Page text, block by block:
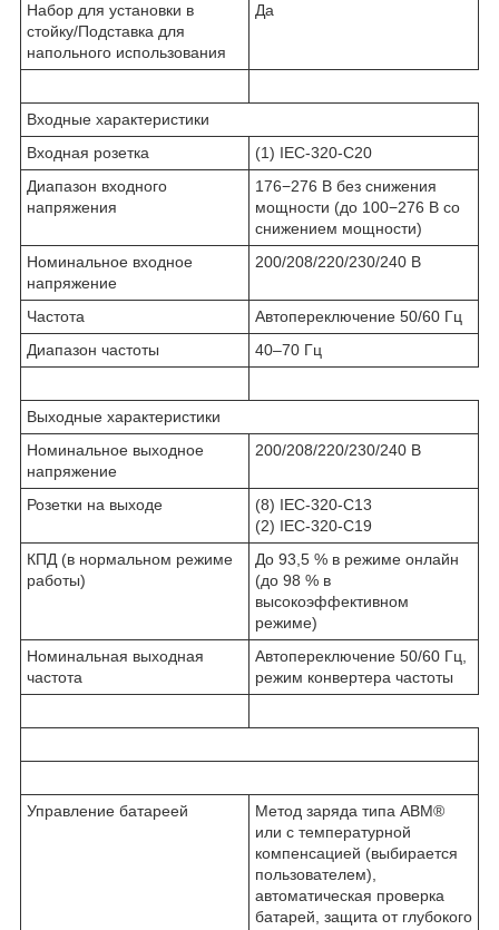
Набор для установки в
стойку/Подставка для
напольного использования
Да
Входные характеристики
Входная розетка
(1) IEC-320-C20
Диапазон входного
напряжения
176−276 В без снижения
мощности (до 100−276 В со
снижением мощности)
Номинальное входное
напряжение
200/208/220/230/240 В
Частота
Автопереключение 50/60 Гц
Диапазон частоты
40–70 Гц
Выходные характеристики
Номинальное выходное
напряжение
200/208/220/230/240 В
Розетки на выходе
(8) IEC-320-C13
(2) IEC-320-C19
КПД (в нормальном режиме
работы)
До 93,5 % в режиме онлайн
(до 98 % в
высокоэффективном
режиме)
Номинальная выходная
частота
Автопереключение 50/60 Гц,
режим конвертера частоты
Управление батареей
Метод заряда типа ABM®
или с температурной
компенсацией (выбирается
пользователем),
автоматическая проверка
батарей, защита от глубокого